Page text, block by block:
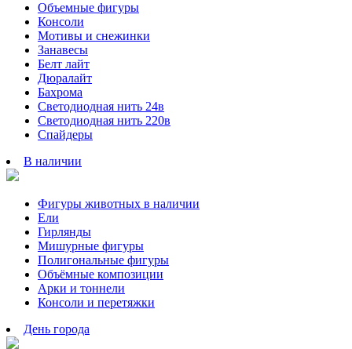
Объемные фигуры
Консоли
Мотивы и снежинки
Занавесы
Белт лайт
Дюралайт
Бахрома
Светодиодная нить 24в
Светодиодная нить 220в
Спайдеры
В наличии
Фигуры животных в наличии
Ели
Гирлянды
Мишурные фигуры
Полигональные фигуры
Объёмные композиции
Арки и тоннели
Консоли и перетяжки
День города